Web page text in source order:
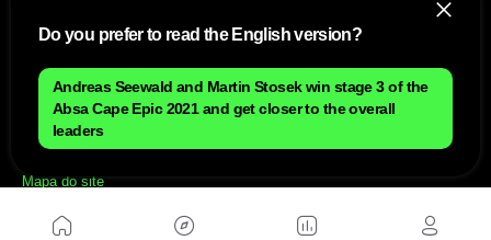
NÓS
Mapa do site
Política de cookies Brasileiro
Anúnciate con nosotros brasileiro
Do you prefer to read the English version?
Andreas Seewald and Martin Stosek win stage 3 of the
Absa Cape Epic 2021 and get closer to the overall
leaders